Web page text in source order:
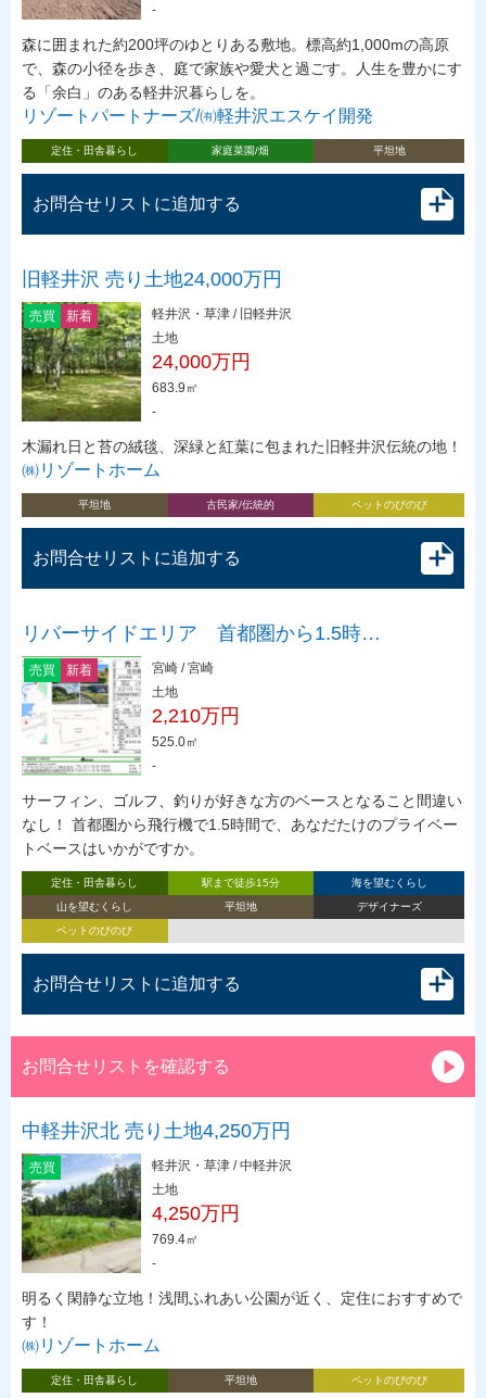
-
森に囲まれた約200坪のゆとりある敷地。標高約1,000mの高原
で、森の小径を歩き、庭で家族や愛犬と過ごす。人生を豊かにす
る「余白」のある軽井沢暮らしを。
リゾートパートナーズ/㈲軽井沢エスケイ開発
定住・田舎暮らし 家庭菜園/畑 平坦地
お問合せリストに追加する
旧軽井沢 売り土地24,000万円
売買 新着
軽井沢・草津 / 旧軽井沢
土地
24,000万円
683.9㎡
-
木漏れ日と苔の絨毯、深緑と紅葉に包まれた旧軽井沢伝統の地！
㈱リゾートホーム
平坦地 古民家/伝統的 ペットのびのび
お問合せリストに追加する
リバーサイドエリア 首都圏から1.5時…
売買 新着
宮崎 / 宮崎
土地
2,210万円
525.0㎡
-
サーフィン、ゴルフ、釣りが好きな方のベースとなること間違い
なし！ 首都圏から飛行機で1.5時間で、あなだたけのプライベー
トベースはいかがですか。
定住・田舎暮らし 駅まで徒歩15分
海を望むくらし
山を望むくらし
平坦地
デザイナーズ
ペットのびのび
お問合せリストに追加する
お問合せリストを確認する
中軽井沢北 売り土地4,250万円
売買
軽井沢・草津 / 中軽井沢
土地
4,250万円
769.4㎡
-
明るく閑静な立地！浅間ふれあい公園が近く、定住におすすめで
す！
㈱リゾートホーム
定住・田舎暮らし 平坦地 ペットのびのび